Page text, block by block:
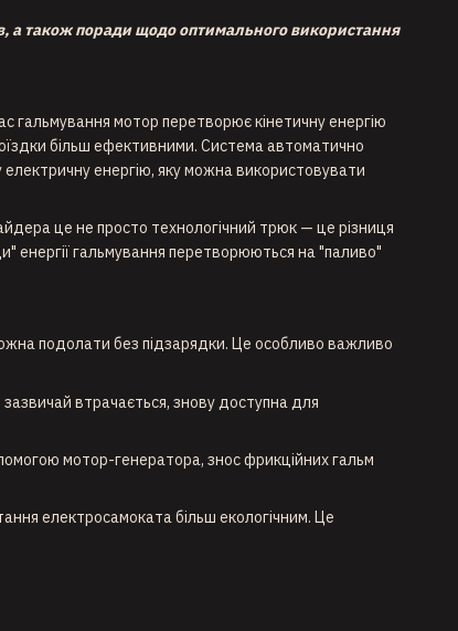
а також поради щодо оптимального використання
гальмування мотор перетворює кінетичну енергію
більш ефективними. Система автоматично
електричну енергію, яку можна використовувати
це не просто технологічний трюк — це різниця
енергії гальмування перетворюються на "паливо"
подолати без підзарядки. Це особливо важливо
втрачається, знову доступна для
мотор-генератора, знос фрикційних гальм
електросамоката більш екологічним. Це